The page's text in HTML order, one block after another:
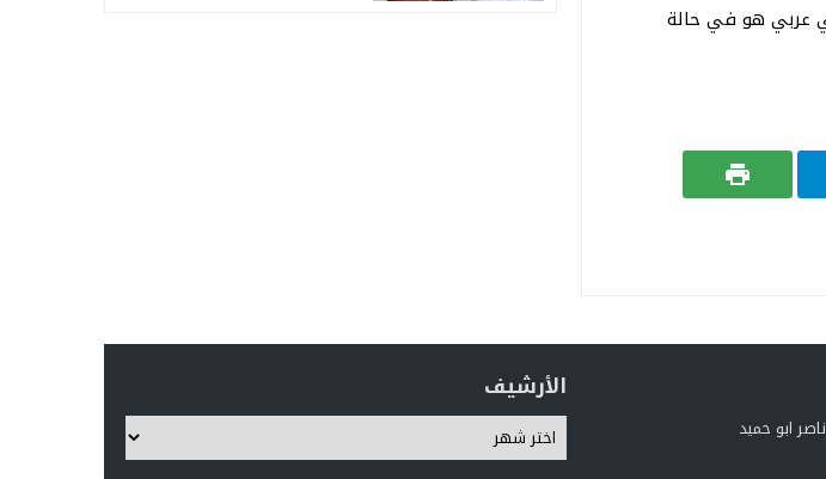
عربي هو في حالة
ابو حميد
الأرشيف